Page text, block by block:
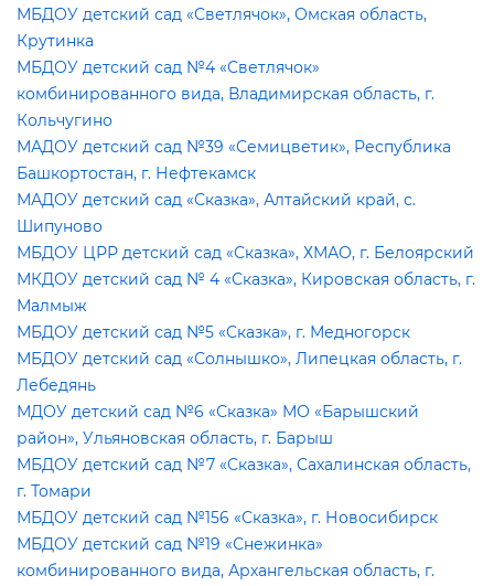
МБДОУ детский сад «Светлячок», Омская область,
Крутинка
МБДОУ детский сад №4 «Светлячок»
комбинированного вида, Владимирская область, г.
Кольчугино
МАДОУ детский сад №39 «Семицветик», Республика
Башкортостан, г. Нефтекамск
МАДОУ детский сад «Сказка», Алтайский край, с.
Шипуново
МБДОУ ЦРР детский сад «Сказка», ХМАО, г. Белоярский
МКДОУ детский сад № 4 «Сказка», Кировская область, г.
Малмыж
МБДОУ детский сад №5 «Сказка», г. Медногорск
МБДОУ детский сад «Солнышко», Липецкая область, г.
Лебедянь
МДОУ детский сад №6 «Сказка» МО «Барышский
район», Ульяновская область, г. Барыш
МБДОУ детский сад №7 «Сказка», Сахалинская область,
. Томари
МБДОУ детский сад №156 «Сказка», г. Новосибирск
МБДОУ детский сад №19 «Снежинка»
комбинированного вида, Архангельская область, г.